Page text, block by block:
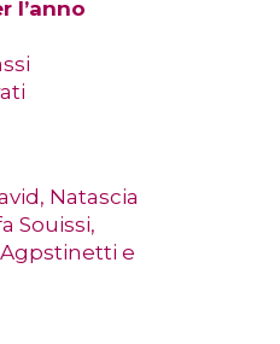
l’anno
Natascia
Souissi,
e